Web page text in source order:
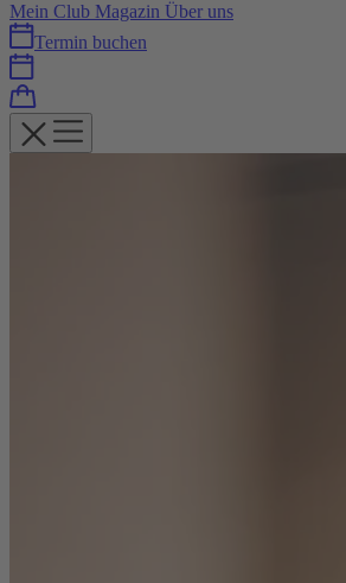
Mein Club Magazin Über uns
Termin buchen